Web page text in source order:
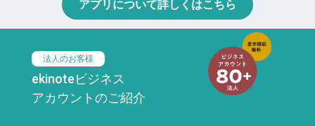
アプリについて詳しくはこちら
法人のお客様
ekinoteビジネス
アカウントのご紹介